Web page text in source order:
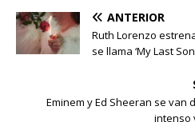
ANTERIOR
Ruth Lorenzo
se llama ‘My Last
Eminem y Ed Sheeran se van
intenso